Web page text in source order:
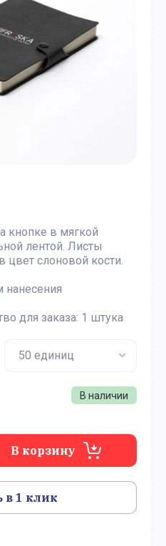
кнопке в мягкой
лентой. Листы
цвет слоновой кости.
нанесения
для заказа: 1 штука
В наличии
В корзину
в 1 клик